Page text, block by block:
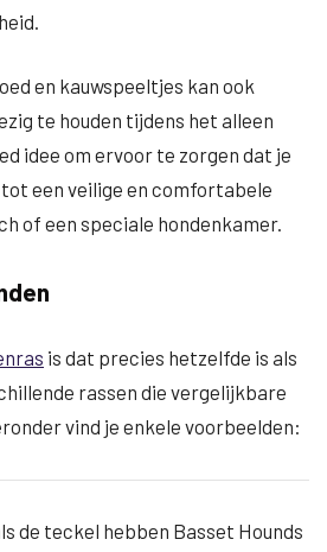
en kauwspeeltjes kan ook
te houden tijdens het alleen
idee om ervoor te zorgen dat je
een veilige en comfortabele
of een speciale hondenkamer.
is dat precies hetzelfde is als
rassen die vergelijkbare
vind je enkele voorbeelden:
de teckel hebben Basset Hounds